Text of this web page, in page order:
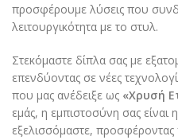
προσφέρουμε λύσεις που
λειτουργικότητα με το στυλ.
Στεκόμαστε δίπλα σας με
επενδύοντας σε νέες
που μας ανέδειξε ως «Χρυσή
εμάς, η εμπιστοσύνη σας είναι
εξελισσόμαστε,